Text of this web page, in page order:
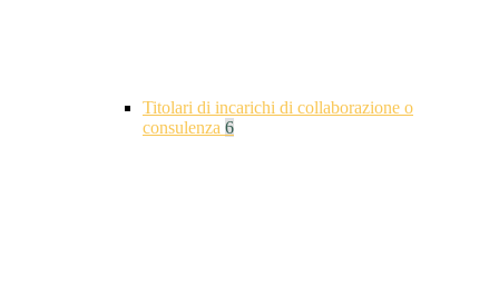
Titolari di incarichi di collaborazione o
consulenza 6